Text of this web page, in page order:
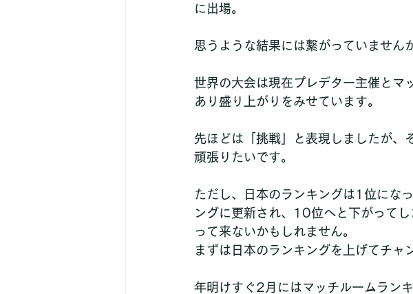
に出場。
思うような結果には繋がっていません
世界の大会は現在プレデター主催とマ
あり盛り上がりをみせています。
先ほどは「挑戦」と表現しましたが、
頑張りたいです。
ただし、日本のランキングは1位に
ングに更新され、10位へと下がって
って来ないかもしれません。
まずは日本のランキングを上げてチャ
年明けすぐ2月にはマッチルームラン